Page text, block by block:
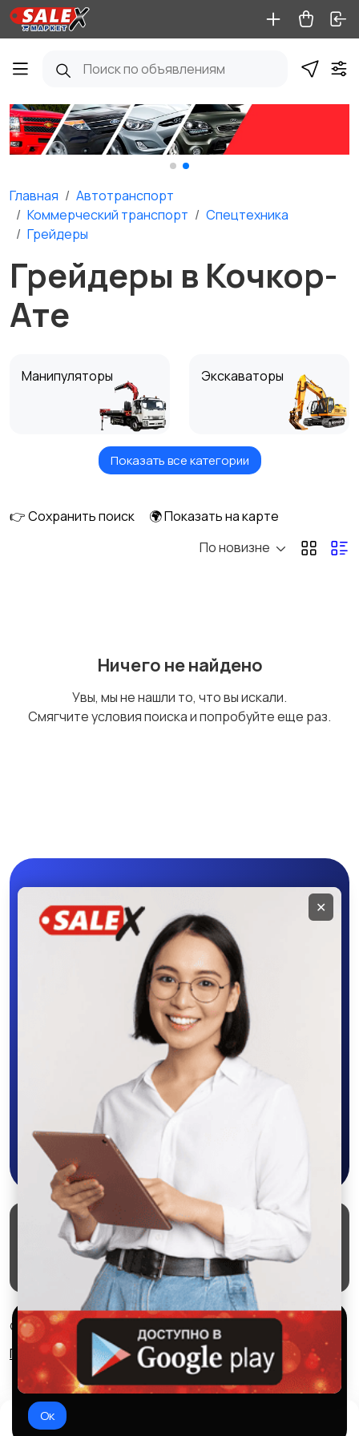
Главная
Автотранспорт
Коммерческий транспорт
Спецтехника
Грейдеры
Грейдеры в Кочкор-
Ате
Манипуляторы Экскаваторы
Автокраны
Автобетономешалки
техника
Показать все категории
👉 Сохранить поиск
🌍 Показать на карте
По новизне
Ничего не найдено
Увы, мы не нашли то, что вы искали.
Смягчите условия поиска и попробуйте еще раз.
Мобильное
приложение
Скачайте приложение в Google Play –
крутите колесо фортуны, выигрывайте
бонусы, удобно ищите и размещайте
объявления - все это в нашем мобильном
приложении SALEX!
Скачать в Google Play
Маркеты Блог
О проекте
Служба поддержки
Удаление аккаунта
Партнерка
© 2026 SALEX МАРКЕТ
Правила сервиса
Конфиденциальность
Используем куки и рекомендательные
технологии
Это чтобы сайт работал лучше. Оставаясь с нами, вы
соглашаетесь на использование файлов куки.
Ок
✕